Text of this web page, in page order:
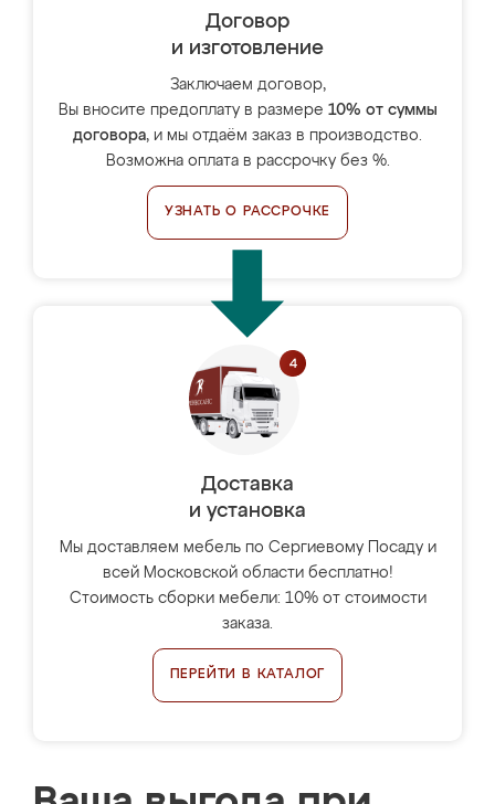
Договор
и изготовление
Заключаем договор,
Вы вносите предоплату в размере 10% от суммы
договора, и мы отдаём заказ в производство.
Возможна оплата в рассрочку без %.
УЗНАТЬ О РАССРОЧКЕ
Доставка
и установка
Мы доставляем мебель по Сергиевому Посаду и
всей Московской области бесплатно!
Стоимость сборки мебели: 10% от стоимости
заказа.
ПЕРЕЙТИ В КАТАЛОГ